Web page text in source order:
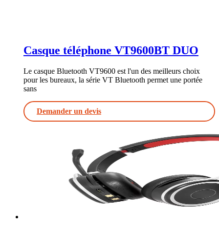
Casque téléphone VT9600BT DUO
Le casque Bluetooth VT9600 est l'un des meilleurs choix
pour les bureaux, la série VT Bluetooth permet une portée
sans
Demander un devis